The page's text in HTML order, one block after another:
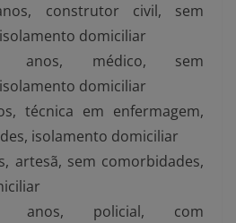
construtor civil, sem
domiciliar
anos, médico, sem
domiciliar
técnica em enfermagem,
isolamento domiciliar
artesã, sem comorbidades,
anos, policial, com